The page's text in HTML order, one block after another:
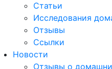
Статьи
Исследования
Отзывы
Ссылки
Новости
Отзывы о